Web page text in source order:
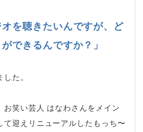
オを聴きたいんですが、ど
できるんですか？」
た。
お笑い芸人 はなわさんをメイン
て迎えリニューアルしたもっち〜